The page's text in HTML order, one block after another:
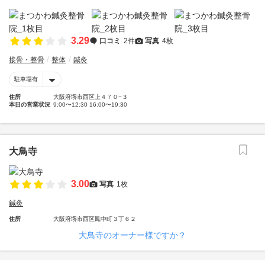
3.29 口コミ 2件 写真 4枚
接骨・整骨 整体 鍼灸
駐車場有
住所
大阪府堺市西区上４７０−３
本日の営業状況 9:00〜12:30 16:00〜19:30
大鳥寺
3.00 写真 1枚
鍼灸
住所 大阪府堺市西区鳳中町３丁６２
大鳥寺のオーナー様ですか？